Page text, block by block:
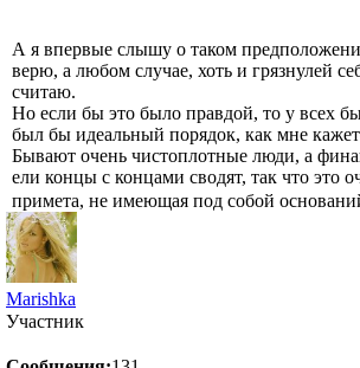
А я впервые слышу о таком
верю, а любом случае, хоть и грязнулей
считаю.
Но если бы это было правдой, то у всех
был бы идеальный порядок, как мне
Бывают очень чистоплотные люди, а
ели концы с концами сводят, так что это
примета, не имеющая под собой
Marishka
Участник